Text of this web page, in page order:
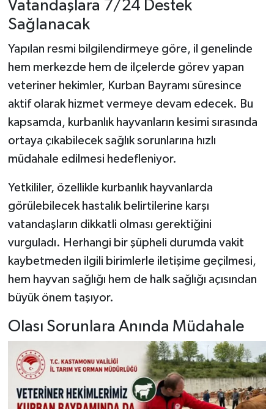
Vatandaşlara 7/24 Destek
Sağlanacak
Yapılan resmi bilgilendirmeye göre, il genelinde
hem merkezde hem de ilçelerde görev yapan
veteriner hekimler, Kurban Bayramı süresince
aktif olarak hizmet vermeye devam edecek. Bu
kapsamda, kurbanlık hayvanların kesimi sırasında
ortaya çıkabilecek sağlık sorunlarına hızlı
müdahale edilmesi hedefleniyor.
Yetkililer, özellikle kurbanlık hayvanlarda
görülebilecek hastalık belirtilerine karşı
vatandaşların dikkatli olması gerektiğini
vurguladı. Herhangi bir şüpheli durumda vakit
kaybetmeden ilgili birimlerle iletişime geçilmesi,
hem hayvan sağlığı hem de halk sağlığı açısından
büyük önem taşıyor.
Olası Sorunlara Anında Müdahale
Seydiler Haberleri
Tosya Haberleri
Karadeniz Haberleri
Teknoloji Haberleri
Siyaset Haberleri
Dünya Haberleri
Yerel Haberler
Haber Arşivi